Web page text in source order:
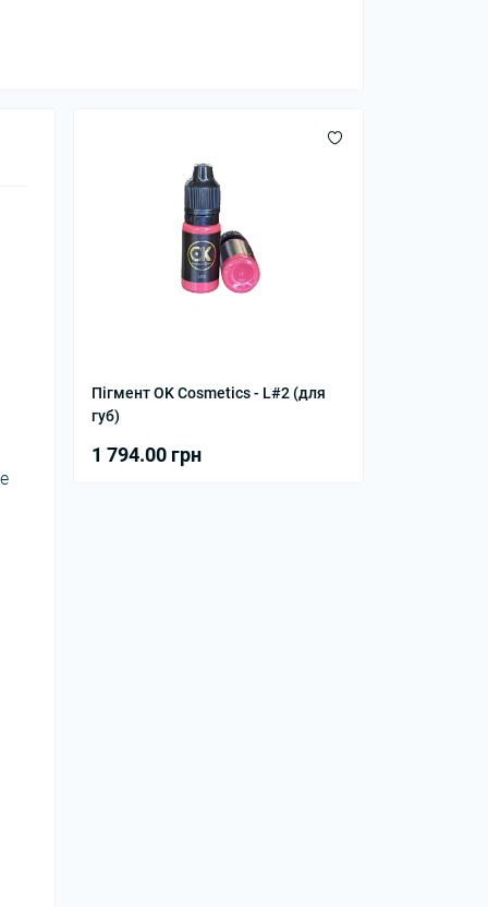
Пігмент OK Cosmetics - L#2 (для
губ)
1 794.00 грн